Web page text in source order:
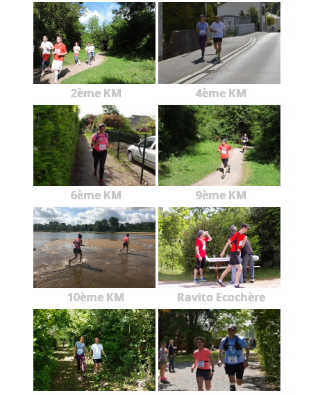
2ème KM 4ème KM
6ème KM 9ème KM
10ème KM Ravito Ecochère